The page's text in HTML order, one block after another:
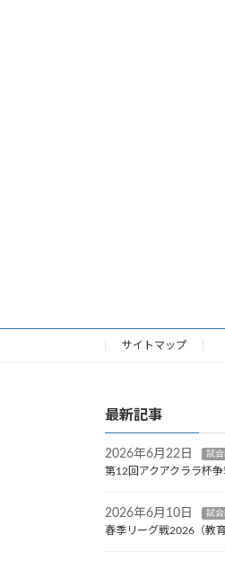
サイトマップ
最新記事
2026年6月22日 試合
第12回アクアクララ杯
2026年6月10日 試合
春季リーグ戦2026（教